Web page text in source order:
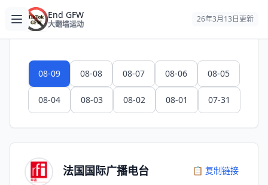
跳转到主要内容
Open main menu
End GFW
大翻墙运动 26年3月13日更新
08-09 08-08 08-07 08-06 08-05
08-04 08-03 08-02 08-01 07-31
法国国际广播电台
📋 复制链接